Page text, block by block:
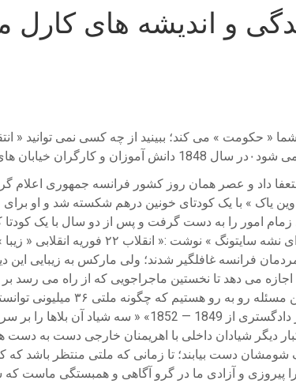
های کارل مارکس— 1818—
علیه « لوئی فیلیپ» گردید
یاک » با یک کودتای خونین درهم شکسته شد و او برای
شمارهٔ ۲۹ ژوئن 1848 در
مردمان فرانسه غافلگیر شدند؛ ولی مارکس به زیبایی
بناپارت ؛ برادر ناتنی اش و اوژن روهر
یکبار دیگر شیادان داخلی با اهریمنان خارجی دست به
شومشان دست بیابند؛ تا زمانی که ملتی منتظر باشد
‌‌؛ در بند؛ حقیر و زبون خواهند ماند۰زیرا پیروزی و آزادی ما در